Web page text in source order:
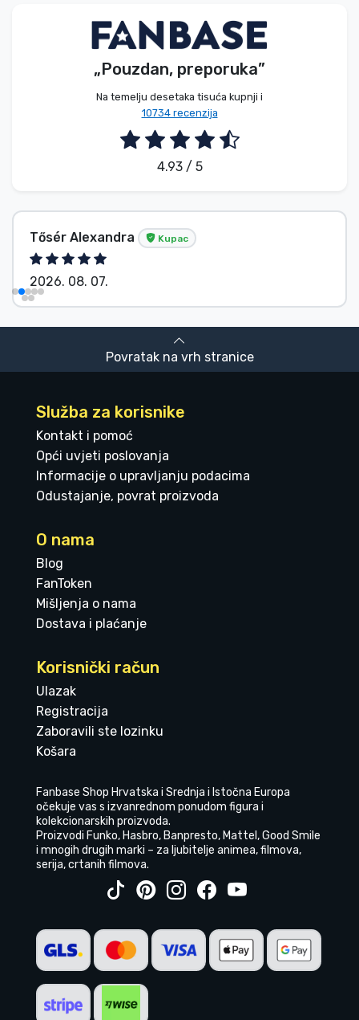
„Pouzdan, preporuka”
Na temelju desetaka tisuća kupnji i
10734 recenzija
4.93 / 5
Tősér Alexandra Kupac
2026. 08. 07.
Povratak na vrh stranice
Služba za korisnike
Kontakt i pomoć
Opći uvjeti poslovanja
Informacije o upravljanju podacima
Odustajanje, povrat proizvoda
O nama
Blog
FanToken
Mišljenja o nama
Dostava i plaćanje
Korisnički račun
Ulazak
Registracija
Zaboravili ste lozinku
Košara
Fanbase Shop Hrvatska i Srednja i Istočna Europa
očekuje vas s izvanrednom ponudom figura i
kolekcionarskih proizvoda.
Proizvodi Funko, Hasbro, Banpresto, Mattel, Good Smile
i mnogih drugih marki – za ljubitelje animea, filmova,
serija, crtanih filmova.